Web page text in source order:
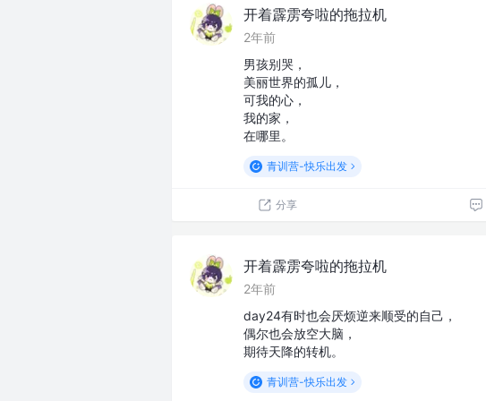
开着霹雳夸啦的拖拉机
2年前
男孩别哭，
美丽世界的孤儿，
可我的心，
我的家，
在哪里。
青训营-快乐出发
分享
开着霹雳夸啦的拖拉机
2年前
day24有时也会厌烦逆来顺受的自己，
偶尔也会放空大脑，
期待天降的转机。
青训营-快乐出发